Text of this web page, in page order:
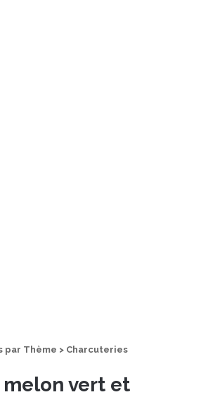
par Thème > Charcuteries
vert et